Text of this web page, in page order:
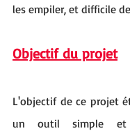
les empiler, et difficile
Objectif du projet
L'objectif de ce projet
un outil simple et